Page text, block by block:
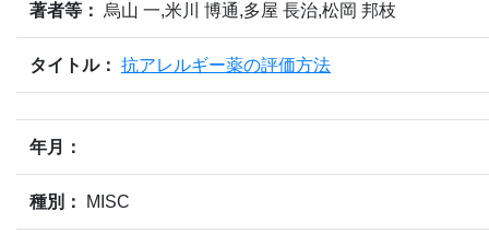
著者等： 烏山 一,米川 博通,多屋 長治,松岡 邦枝
タイトル： 抗アレルギー薬の評価方法
年月：
種別： MISC